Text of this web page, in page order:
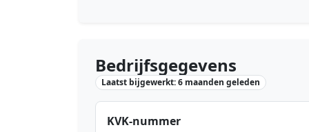
Bedrijfsgegevens
Laatst bijgewerkt: 6 maanden geleden
KVK-nummer